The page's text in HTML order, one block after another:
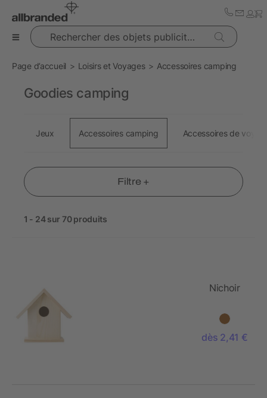
Rechercher des objets publicitaires
Page d’accueil Loisirs et Voyages Accessoires camping
Filtre +
1 - 24 sur 70 produits
Nichoir
dès 2,41 €
Goodies camping
Jeux Accessoires camping Accessoires de